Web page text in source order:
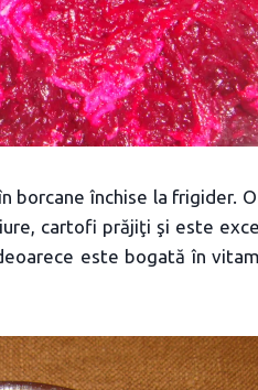
borcane închise la frigider.
cartofi prăjiţi şi este
este bogată în